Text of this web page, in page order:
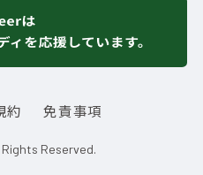
約 免責事項
Reserved.